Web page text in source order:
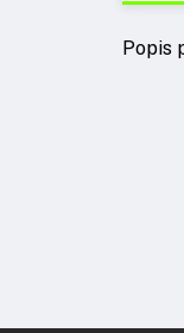
Popis